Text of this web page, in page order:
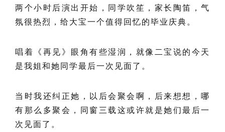
两个小时后演出开始，同学吹笙，家长陶笛，气
氛很热烈，给大宝一个值得回忆的毕业庆典。
唱着《再见》眼角有些湿润，就像二宝说的今天
是我姐和她同学最后一次见面了。
当时我还纠正她，以后会聚会啊，后来想想，哪
有那么多聚会，同窗三载这或许就是她们最后一
次见面了。